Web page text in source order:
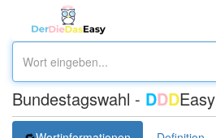
Bundestagswahl - DDDEasy